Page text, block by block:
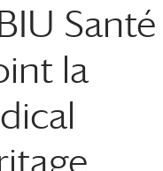
Santé
la